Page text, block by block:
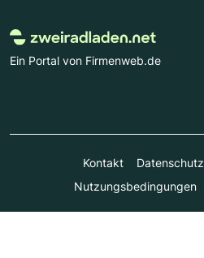
Ein Portal von Firmenweb.de
Kontakt Datenschutz
Nutzungsbedingungen